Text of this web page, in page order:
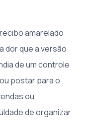
amarelado
dor que a versão
de um controle
postar para o
ou
de organizar